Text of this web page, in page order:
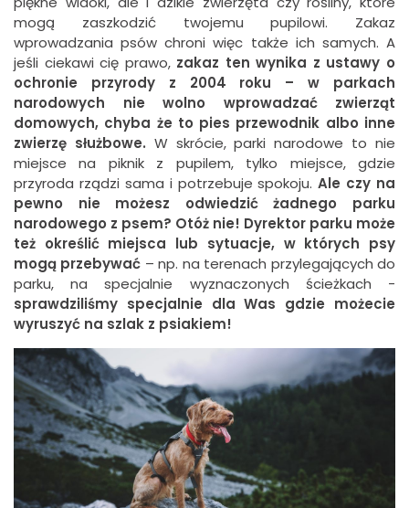
mogą zaszkodzić twojemu pupilowi. Zakaz
wprowadzania psów chroni więc także ich samych. A
jeśli ciekawi cię prawo, zakaz ten wynika z ustawy o
ochronie przyrody z 2004 roku – w parkach
narodowych nie wolno wprowadzać zwierząt
domowych, chyba że to pies przewodnik albo inne
zwierzę służbowe. W skrócie, parki narodowe to nie
miejsce na piknik z pupilem, tylko miejsce, gdzie
przyroda rządzi sama i potrzebuje spokoju.Ale czy na
pewno nie możesz odwiedzić żadnego parku
narodowego z psem? Otóż nie! Dyrektor parku może
też określić miejsca lub sytuacje, w których psy
mogą przebywać – np. na terenach przylegających do
parku, na specjalnie wyznaczonych ścieżkach -
sprawdziliśmy specjalnie dla Was gdzie możecie
wyruszyć na szlak z psiakiem!